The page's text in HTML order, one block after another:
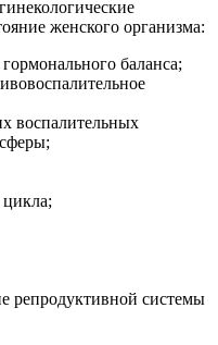
женского организма:
баланса;
воспалительных
репродуктивной системы